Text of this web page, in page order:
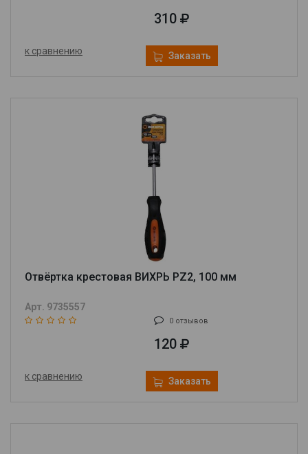
310
к сравнению Заказать
Отвёртка крестовая ВИХРЬ PZ2, 100 мм
Арт. 9735557
0 отзывов
120
к сравнению Заказать